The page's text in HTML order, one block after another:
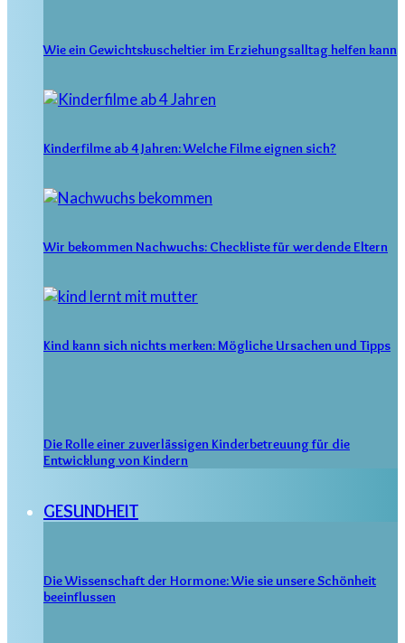
Wie ein Gewichtskuscheltier im Erziehungsalltag helfen kann
Kinderfilme ab 4 Jahren: Welche Filme eignen sich?
Wir bekommen Nachwuchs: Checkliste für werdende Eltern
Kind kann sich nichts merken: Mögliche Ursachen und Tipps
Die Rolle einer zuverlässigen Kinderbetreuung für die
Entwicklung von Kindern
GESUNDHEIT
Die Wissenschaft der Hormone: Wie sie unsere Schönheit
beeinflussen